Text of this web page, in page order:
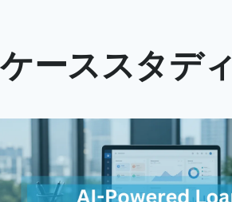
ケーススタディ